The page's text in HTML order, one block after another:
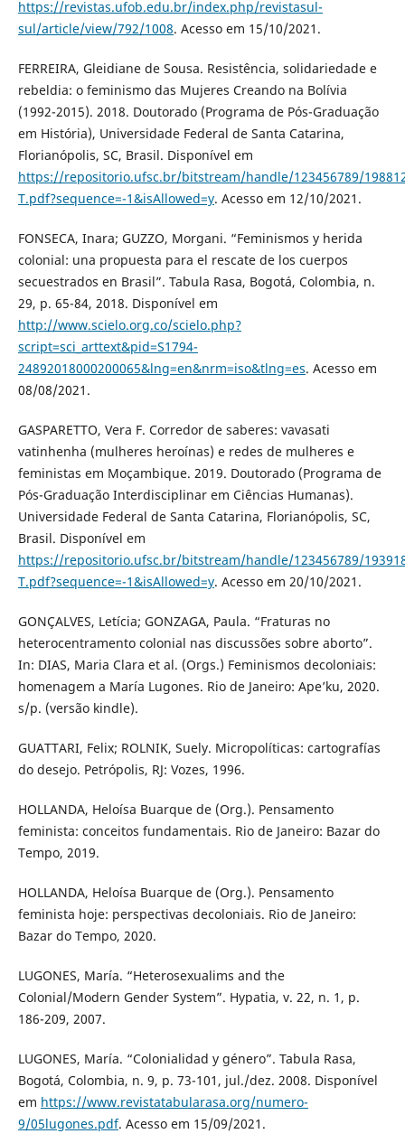
https://revistas.ufob.edu.br/index.php/revistasul-
sul/article/view/792/1008. Acesso em 15/10/2021.
FERREIRA, Gleidiane de Sousa. Resistência, solidariedade e
rebeldia: o feminismo das Mujeres Creando na Bolívia
(1992-2015). 2018. Doutorado (Programa de Pós-Graduação
em História), Universidade Federal de Santa Catarina,
Florianópolis, SC, Brasil. Disponível em
https://repositorio.ufsc.br/bitstream/handle/123456789/
T.pdf?sequence=-1&isAllowed=y. Acesso em 12/10/2021.
FONSECA, Inara; GUZZO, Morgani. “Feminismos y herida
colonial: una propuesta para el rescate de los cuerpos
secuestrados en Brasil”. Tabula Rasa, Bogotá, Colombia, n.
29, p. 65-84, 2018. Disponível em
http://www.scielo.org.co/scielo.php?
script=sci_arttext&pid=S1794-
24892018000200065&lng=en&nrm=iso&tlng=es. Acesso em
08/08/2021.
GASPARETTO, Vera F. Corredor de saberes: vavasati
vatinhenha (mulheres heroínas) e redes de mulheres e
feministas em Moçambique. 2019. Doutorado (Programa de
Pós-Graduação Interdisciplinar em Ciências Humanas).
Universidade Federal de Santa Catarina, Florianópolis, SC,
Brasil. Disponível em
https://repositorio.ufsc.br/bitstream/handle/123456789/
T.pdf?sequence=-1&isAllowed=y. Acesso em 20/10/2021.
GONÇALVES, Letícia; GONZAGA, Paula. “Fraturas no
heterocentramento colonial nas discussões sobre aborto”.
In: DIAS, Maria Clara et al. (Orgs.) Feminismos decoloniais:
homenagem a María Lugones. Rio de Janeiro: Ape’ku, 2020.
s/p. (versão kindle).
GUATTARI, Felix; ROLNIK, Suely. Micropolíticas: cartografías
do desejo. Petrópolis, RJ: Vozes, 1996.
HOLLANDA, Heloísa Buarque de (Org.). Pensamento
feminista: conceitos fundamentais. Rio de Janeiro: Bazar do
Tempo, 2019.
HOLLANDA, Heloísa Buarque de (Org.). Pensamento
feminista hoje: perspectivas decoloniais. Rio de Janeiro:
Bazar do Tempo, 2020.
LUGONES, María. “Heterosexualims and the
Colonial/Modern Gender System”. Hypatia, v. 22, n. 1, p.
186-209, 2007.
LUGONES, María. “Colonialidad y género”. Tabula Rasa,
Bogotá, Colombia, n. 9, p. 73-101, jul./dez. 2008. Disponível
em https://www.revistatabularasa.org/numero-
9/05lugones.pdf. Acesso em 15/09/2021.